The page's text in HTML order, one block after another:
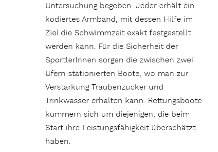
Untersuchung begeben. Jeder erhält ein
kodiertes Armband, mit dessen Hilfe im
Ziel die Schwimmzeit exakt festgestellt
werden kann. Für die Sicherheit der
SportlerInnen sorgen die zwischen zwei
Ufern stationierten Boote, wo man zur
Verstärkung Traubenzucker und
Trinkwasser erhalten kann. Rettungsboote
kümmern sich um diejenigen, die beim
Start ihre Leistungsfähigkeit überschätzt
haben.